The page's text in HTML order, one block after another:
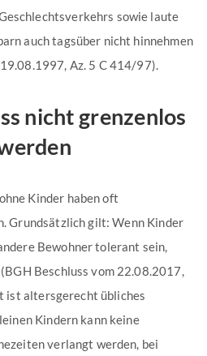
sowie laute
auch tagsüber nicht hinnehmen
Az. 5 C 414/97).
nicht grenzenlos
Kinder haben oft
Grundsätzlich gilt: Wenn Kinder
Bewohner tolerant sein,
Beschluss vom 22.08.2017,
ist altersgerecht übliches
Kindern kann keine
verlangt werden, bei